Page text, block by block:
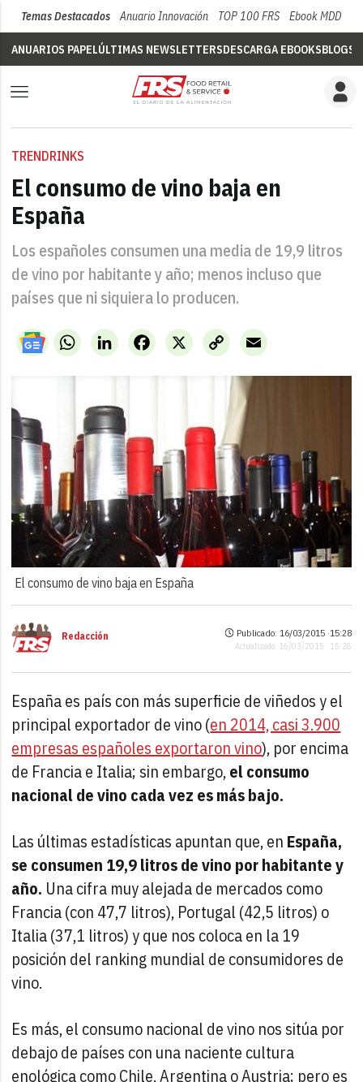
Temas Destacados Anuario Innovación TOP 100 FRS Ebook MDD
ANUARIOS PAPELÚLTIMAS NEWSLETTERSDESCARGA EBOOKSBLOGS
TRENDRINKS
El consumo de vino baja en
España
Los españoles consumen una media de 19,9 litros
de vino por habitante y año; menos incluso que
países que ni siquiera lo producen.
WhatsAppLinkedIn X
Facebook
Copy
Link
Email
El consumo de vino baja en España
Redacción Publicado: 16/03/2015 ·15:28
Actualizado: 16/03/2015 · 15:28
España es país con más superficie de viñedos y el
principal exportador de vino (en 2014, casi 3.900
empresas españoles exportaron vino), por encima
de Francia e Italia; sin embargo,el consumo
nacional de vino cada vez es más bajo.
Las últimas estadísticas apuntan que, en España,
se consumen 19,9 litros de vino por habitante y
año. Una cifra muy alejada de mercados como
Francia (con 47,7 litros), Portugal (42,5 litros) o
Italia (37,1 litros) y que nos coloca en la 19
posición del ranking mundial de consumidores de
vino.
Es más, el consumo nacional de vino nos sitúa por
debajo de países con una naciente cultura
enológica como Chile, Argentina o Austria; pero es